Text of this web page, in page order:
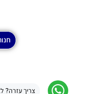
צריך עזרה?